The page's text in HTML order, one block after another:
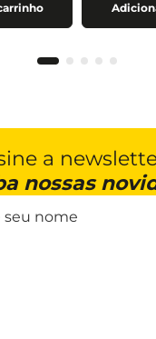
a
nossas